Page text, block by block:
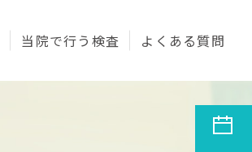
当院で行う検査 よくある質問